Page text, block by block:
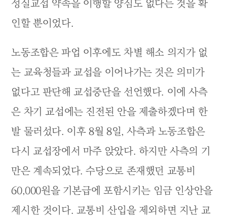
성실교섭 약속을 이행할 양심도 없다는 것을 확
인할 뿐이었다.
노동조합은 파업 이후에도 차별 해소 의지가 없
는 교육청들과 교섭을 이어나가는 것은 의미가
없다고 판단해 교섭중단을 선언했다. 이에 사측
은 차기 교섭에는 진전된 안을 제출하겠다며 한
발 물러섰다. 이후 8월 8일, 사측과 노동조합은
다시 교섭장에서 마주 앉았다. 하지만 사측의 기
만은 계속되었다. 수당으로 존재했던 교통비
60,000원을 기본급에 포함시키는 임금 인상안을
제시한 것이다. 교통비 산입을 제외하면 지난 교